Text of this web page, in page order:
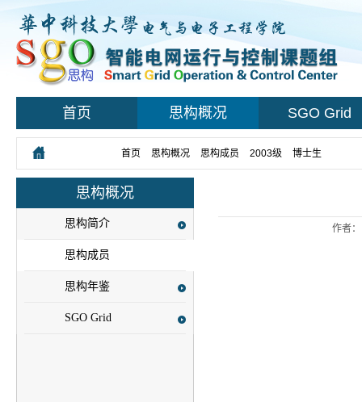
首页 思构概况 SGO Grid
首页 思构概况 思构成员 2003级 博士生
思构概况
思构简介
思构成员
思构年鉴
SGO Grid
作者